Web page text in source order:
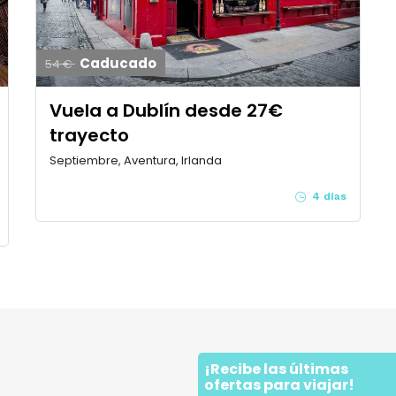
54 € Caducado
Vuela a Dublín desde 27€
trayecto
Septiembre, Aventura, Irlanda
4 días
¡Recibe las últimas
ofertas para viajar!